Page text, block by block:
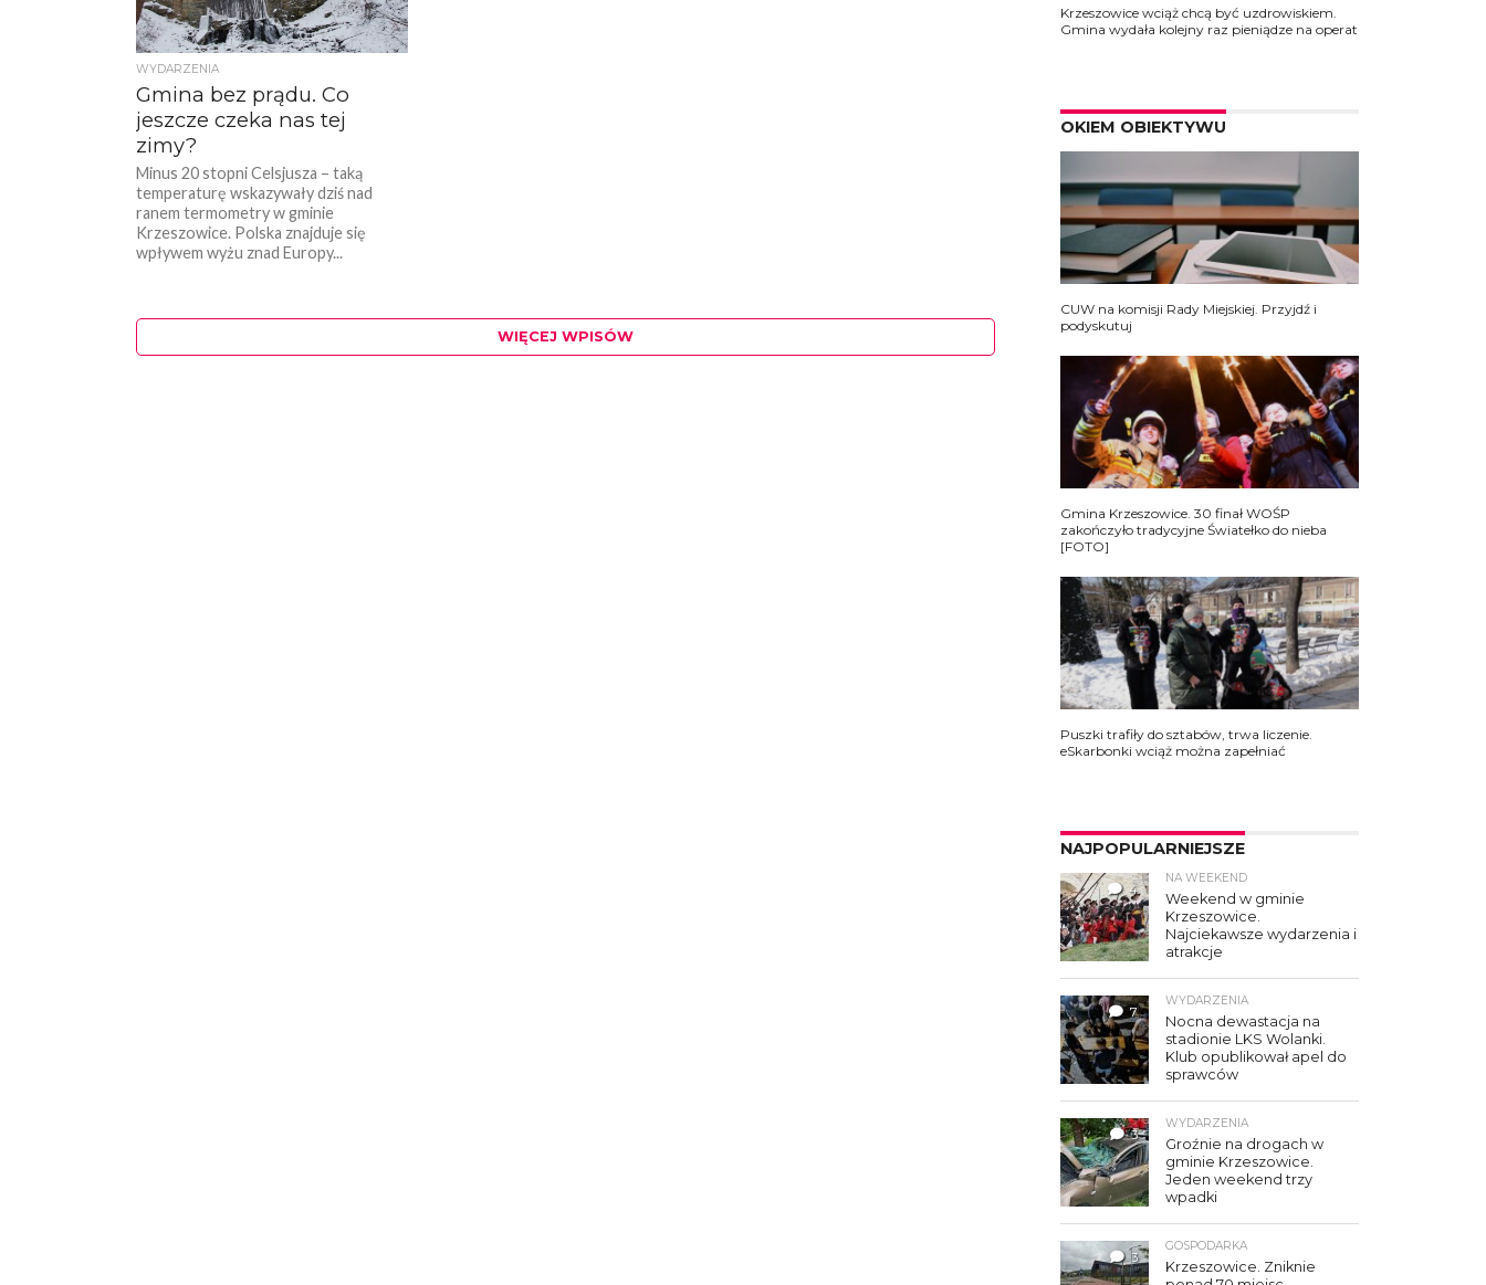
WYDARZENIA
Gmina bez prądu. Co
jeszcze czeka nas tej
zimy?
Minus 20 stopni Celsjusza – taką
temperaturę wskazywały dziś nad
ranem termometry w gminie
Krzeszowice. Polska znajduje się
wpływem wyżu znad Europy...
WIĘCEJ WPISÓW
Krzeszowice wciąż chcą być uzdrowiskiem.
Gmina wydała kolejny raz pieniądze na operat
OKIEM OBIEKTYWU
CUW na komisji Rady Miejskiej. Przyjdź i
podyskutuj
Gmina Krzeszowice. 30 finał WOŚP
zakończyło tradycyjne Światełko do nieba
[FOTO]
Puszki trafiły do sztabów, trwa liczenie.
eSkarbonki wciąż można zapełniać
NAJPOPULARNIEJSZE
4
NA WEEKEND
Weekend w gminie
Krzeszowice.
Najciekawsze wydarzenia i
atrakcje
7
WYDARZENIA
Nocna dewastacja na
stadionie LKS Wolanki.
Klub opublikował apel do
sprawców
3
WYDARZENIA
Groźnie na drogach w
gminie Krzeszowice.
Jeden weekend trzy
wpadki
3
GOSPODARKA
Krzeszowice. Zniknie